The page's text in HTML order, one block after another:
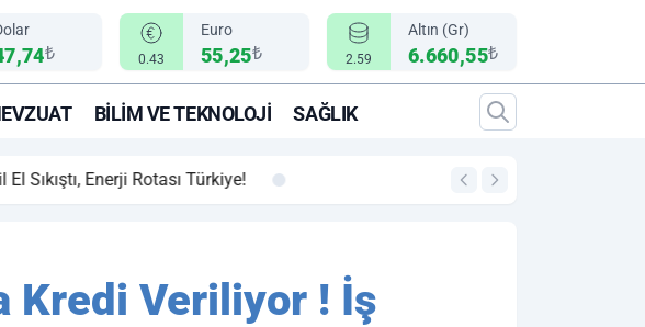
₺ 0.43
Euro
55,25₺ 2.59
Altın (Gr)
6.660,55₺
BILIM VE TEKNOLOJI SAĞLIK
Rotası Türkiye! 00:12
Kredi Veriliyor ! İş